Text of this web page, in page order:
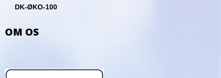
DK-ØKO-100
OM OS